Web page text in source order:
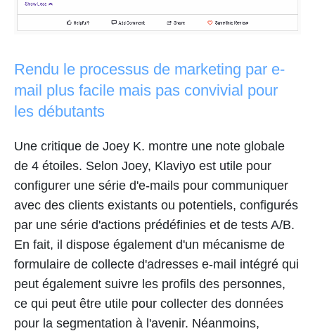
Rendu le processus de marketing par e-
mail plus facile mais pas convivial pour
les débutants
Une critique de Joey K. montre une note globale
de 4 étoiles. Selon Joey, Klaviyo est utile pour
configurer une série d'e-mails pour communiquer
avec des clients existants ou potentiels, configurés
par une série d'actions prédéfinies et de tests A/B.
En fait, il dispose également d'un mécanisme de
formulaire de collecte d'adresses e-mail intégré qui
peut également suivre les profils des personnes,
ce qui peut être utile pour collecter des données
pour la segmentation à l'avenir. Néanmoins,